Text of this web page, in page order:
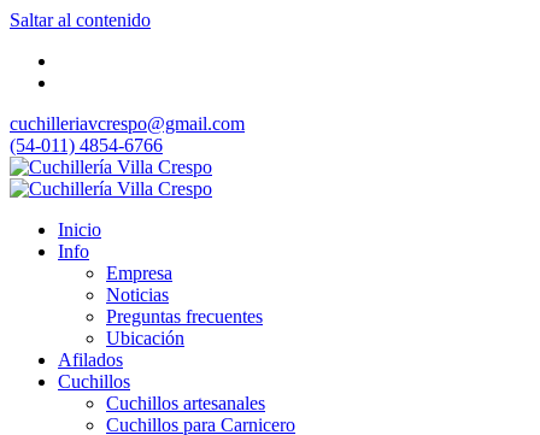
Saltar al contenido
cuchilleriavcrespo@gmail.com
(54-011) 4854-6766
Inicio
Info
Empresa
Noticias
Preguntas frecuentes
Ubicación
Afilados
Cuchillos
Cuchillos artesanales
Cuchillos para Carnicero